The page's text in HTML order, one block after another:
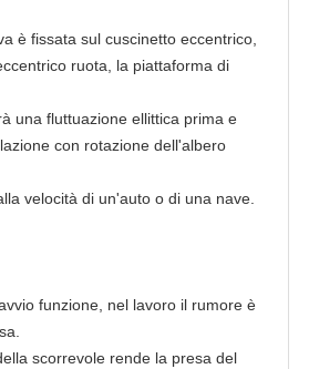
è fissata sul cuscinetto eccentrico,
ruota, la piattaforma di
una fluttuazione ellittica prima e
con rotazione dell'albero
velocità di un'auto o di una nave.
funzione, nel lavoro il rumore è
scorrevole rende la presa del